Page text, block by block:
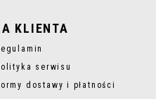
KLIENTA
serwisu
dostawy i płatności